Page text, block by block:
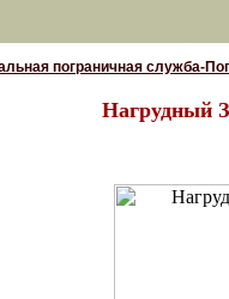
пограничная служба-
Нагрудный